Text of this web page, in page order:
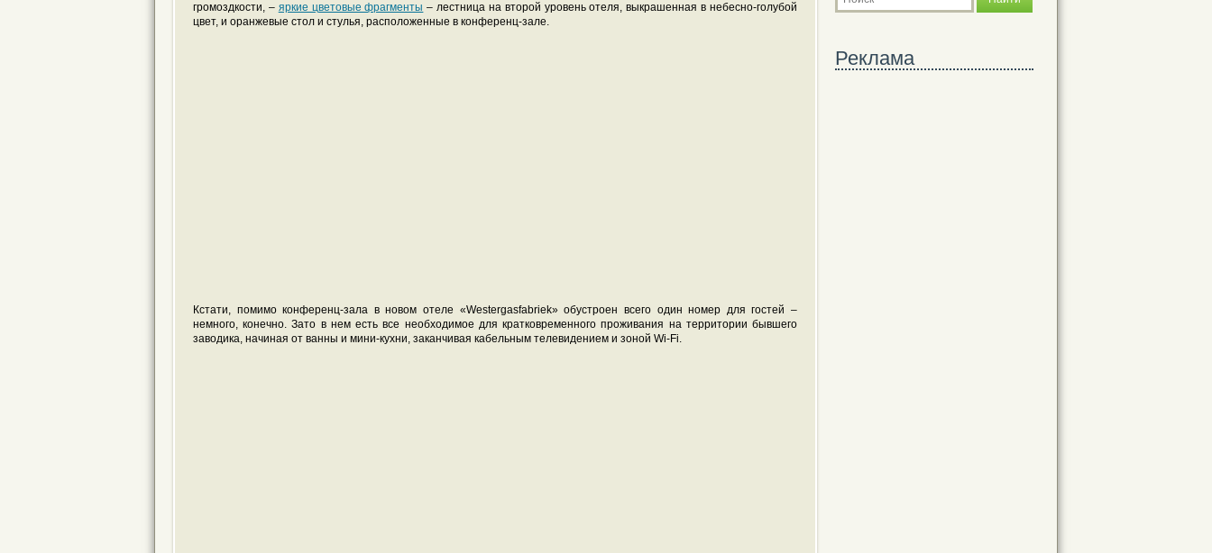
громоздкости, – яркие цветовые фрагменты – лестница на второй уровень отеля, выкрашенная в небесно-голубой
цвет, и оранжевые стол и стулья, расположенные в конференц-зале.
Кстати, помимо конференц-зала в новом отеле «Westergasfabriek» обустроен всего один номер для гостей –
немного, конечно. Зато в нем есть все необходимое для кратковременного проживания на территории бывшего
заводика, начиная от ванны и мини-кухни, заканчивая кабельным телевидением и зоной Wi-Fi.
Реклама